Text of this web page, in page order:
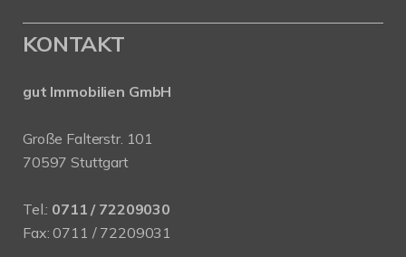
KONTAKT
gut Immobilien GmbH
Große Falterstr. 101
70597 Stuttgart
Tel.: 0711 / 72209030
Fax: 0711 / 72209031